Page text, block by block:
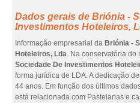
Dados gerais de Briónia -
Investimentos Hoteleiros,
Informação empresarial da Briónia -
Hoteleiros, Lda. Na conservatória do
Sociedade De Investimentos
forma jurídica de LDA. A dedicação
44 anos. Em função dos últimos
está relacionada com Pastelarias e